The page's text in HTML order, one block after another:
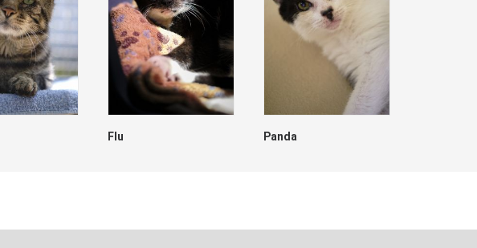
Flu Panda